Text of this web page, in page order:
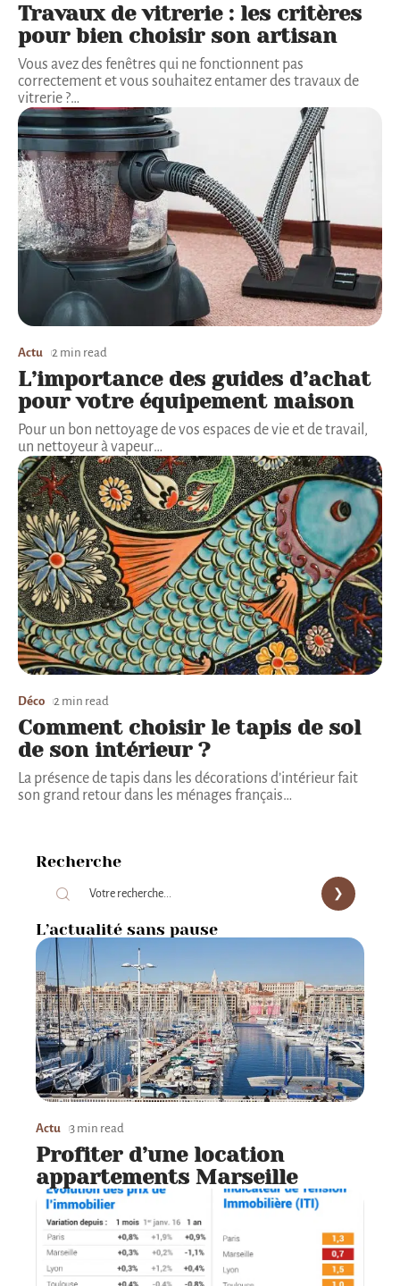
Travaux de vitrerie : les critères
pour bien choisir son artisan
Vous avez des fenêtres qui ne fonctionnent pas
correctement et vous souhaitez entamer des travaux de
vitrerie ?…
Actu 2 min read
L’importance des guides d’achat
pour votre équipement maison
Pour un bon nettoyage de vos espaces de vie et de travail,
un nettoyeur à vapeur…
Déco 2 min read
Comment choisir le tapis de sol
de son intérieur ?
La présence de tapis dans les décorations d’intérieur fait
son grand retour dans les ménages français…
Recherche
L’actualité sans pause
Actu 3 min read
Profiter d’une location
appartements Marseille